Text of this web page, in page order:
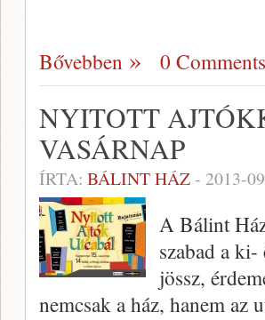
Bővebben 0 Comments
NYITOTT
VASÁRNAP
ÍRTA: BÁLINT HÁZ- 2013-
A Bálint
szabad a
jössz,
nemcsak a ház, hanem az